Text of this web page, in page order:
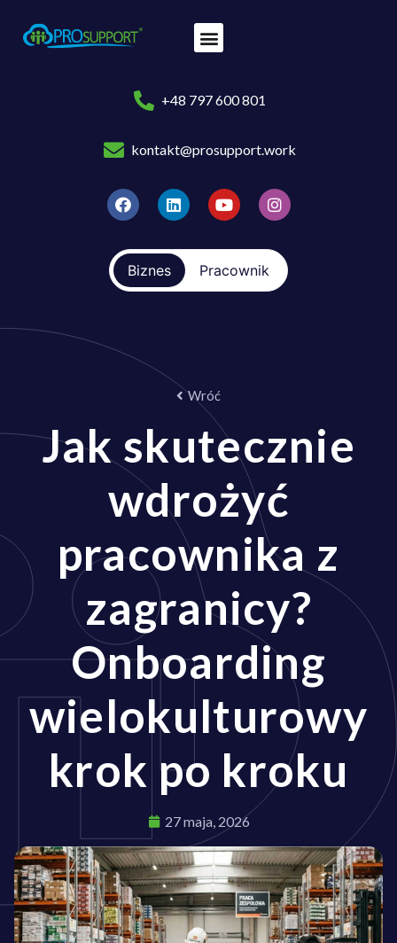
+48 797 600 801
kontakt@prosupport.work
Biznes Pracownik
Wróć
Jak skutecznie
wdrożyć
pracownika z
zagranicy?
Onboarding
wielokulturowy
krok po kroku
27 maja, 2026